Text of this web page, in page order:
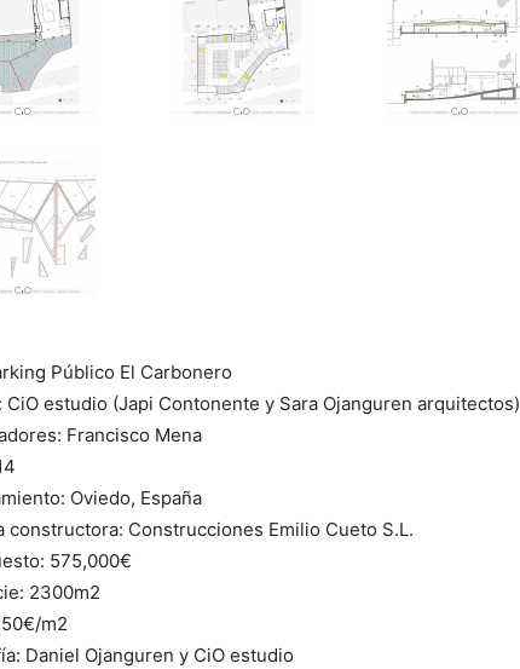
Público El Carbonero
CiO estudio (Japi Contonente y Sara Ojanguren arquitectos)
Francisco Mena
Oviedo, España
constructora: Construcciones Emilio Cueto S.L.
575,000€
2300m2
m2
Daniel Ojanguren y CiO estudio